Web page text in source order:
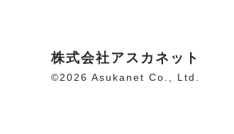
株式会社アスカネット
©2026 Asukanet Co., Ltd.